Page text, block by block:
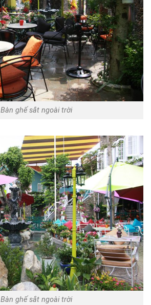
Bàn ghế sắt ngoài trời
Bàn ghế sắt ngoài trời